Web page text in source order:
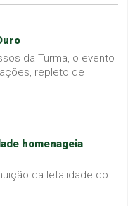
da Turma, o evento
repleto de
homenageia
da letalidade do